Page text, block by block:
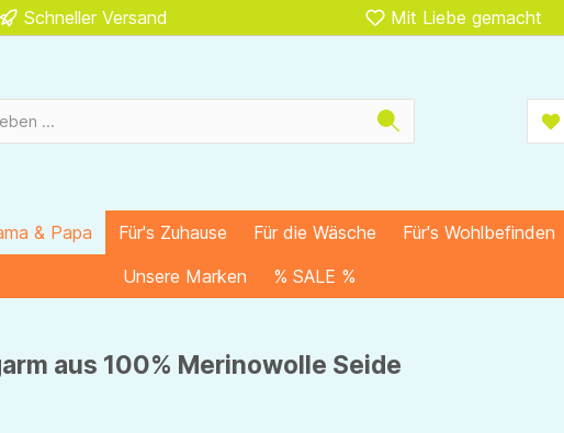
Schneller Versand Mit Liebe gemacht
& Papa Für's Zuhause Für die Wäsche Für's Wohlbefinden
Unsere Marken
% SALE %
aus 100% Merinowolle Seide